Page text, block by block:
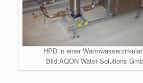
HPD in einer
Bild:AQON Water Solutions